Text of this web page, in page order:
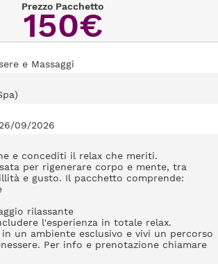
Prezzo Pacchetto
150€
e Massaggi
09/2026
e concediti il relax che meriti.
per rigenerare corpo e mente, tra
e gusto. Il pacchetto comprende:
rilassante
l'esperienza in totale relax.
un ambiente esclusivo e vivi un percorso
Per info e prenotazione chiamare